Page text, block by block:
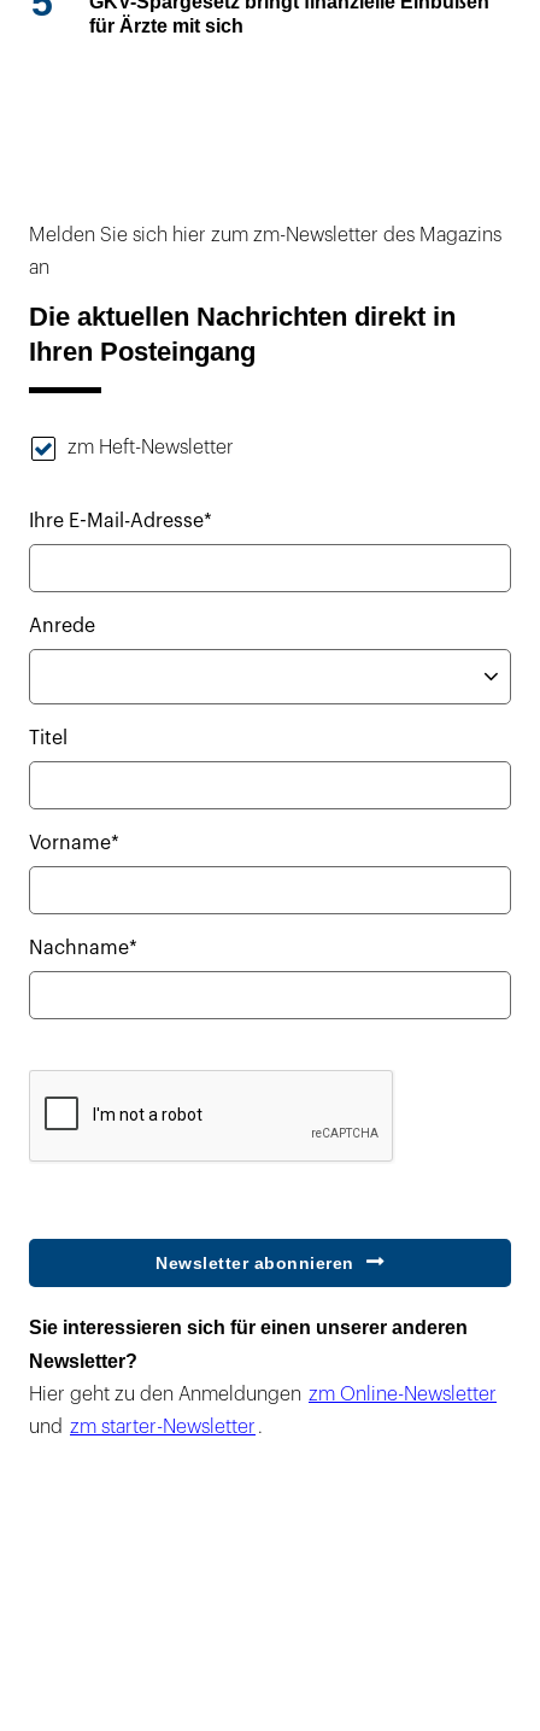
für Ärzte mit sich
Melden Sie sich hier zum zm-Newsletter des Magazins
an
Die aktuellen Nachrichten direkt in
Ihren Posteingang
zm Heft-Newsletter
Ihre E-Mail-Adresse*
Anrede
Titel
Vorname*
Nachname*
Newsletter abonnieren
Sie interessieren sich für einen unserer anderen
Newsletter?
Hier geht zu den Anmeldungen zm Online-Newsletter
und zm starter-Newsletter .